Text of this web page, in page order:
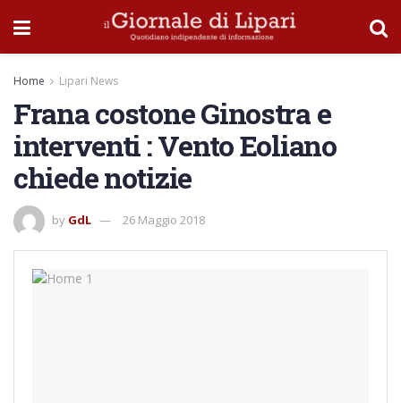
Home Lipari News
Frana costone Ginostra e
interventi : Vento Eoliano
chiede notizie
by GdL 26 Maggio 2018